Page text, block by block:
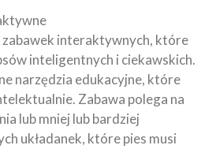
zabawek interaktywnych, które
inteligentnych i ciekawskich.
narzędzia edukacyjne, które
Zabawa polega na
lub mniej lub bardziej
układanek, które pies musi